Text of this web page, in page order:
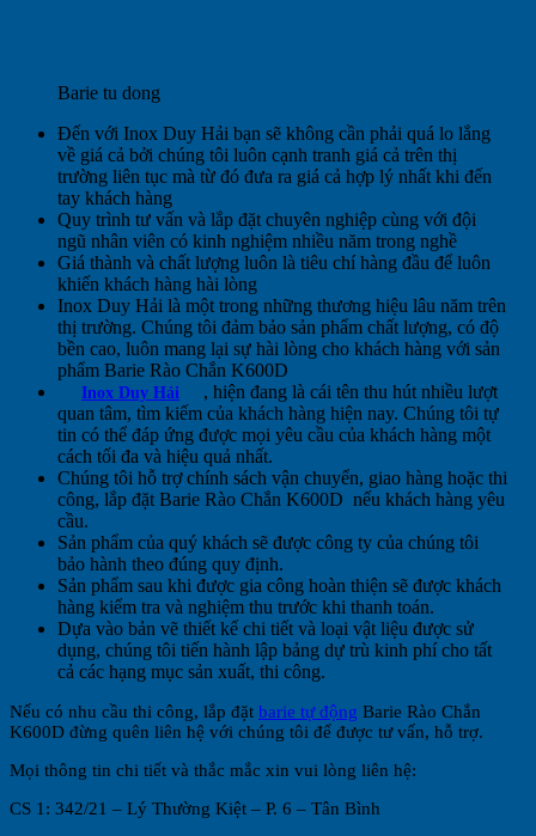
Barie tu dong
Đến với Inox Duy Hải bạn sẽ không cần phải quá lo lắng
về giá cả bởi chúng tôi luôn cạnh tranh giá cả trên thị
trường liên tục mà từ đó đưa ra giá cả hợp lý nhất khi đến
tay khách hàng
Quy trình tư vấn và lắp đặt chuyên nghiệp cùng với đội
ngũ nhân viên có kinh nghiệm nhiều năm trong nghề
Giá thành và chất lượng luôn là tiêu chí hàng đầu để luôn
khiến khách hàng hài lòng
Inox Duy Hải là một trong những thương hiệu lâu năm trên
thị trường. Chúng tôi đảm bảo sản phẩm chất lượng, có độ
bền cao, luôn mang lại sự hài lòng cho khách hàng với sản
phẩm Barie Rào Chắn K600D
Inox Duy Hải
, hiện đang là cái tên thu hút nhiều lượt
quan tâm, tìm kiếm của khách hàng hiện nay. Chúng tôi tự
tin có thể đáp ứng được mọi yêu cầu của khách hàng một
cách tối đa và hiệu quả nhất.
Chúng tôi hỗ trợ chính sách vận chuyển, giao hàng hoặc thi
công, lắp đặt Barie Rào Chắn K600D nếu khách hàng yêu
cầu.
Sản phẩm của quý khách sẽ được công ty của chúng tôi
bảo hành theo đúng quy định.
Sản phẩm sau khi được gia công hoàn thiện sẽ được khách
hàng kiểm tra và nghiệm thu trước khi thanh toán.
Dựa vào bản vẽ thiết kế chi tiết và loại vật liệu được sử
dụng, chúng tôi tiến hành lập bảng dự trù kinh phí cho tất
cả các hạng mục sản xuất, thi công.
Nếu có nhu cầu thi công, lắp đặt barie tự động Barie Rào Chắn
K600D đừng quên liên hệ với chúng tôi để được tư vấn, hỗ trợ.
Mọi thông tin chi tiết và thắc mắc xin vui lòng liên hệ:
CS 1: 342/21 – Lý Thường Kiệt – P. 6 – Tân Bình